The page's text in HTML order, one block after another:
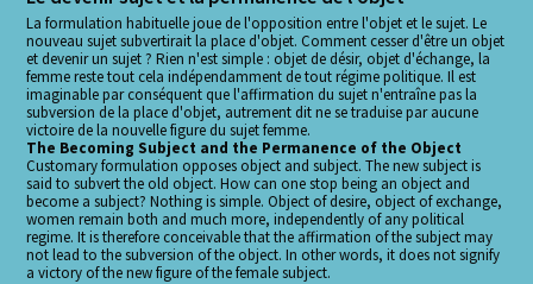
La formulation habituelle joue de l'opposition entre l'objet et le sujet. Le
nouveau sujet subvertirait la place d'objet. Comment cesser d'être un objet
et devenir un sujet ? Rien n'est simple : objet de désir, objet d'échange, la
femme reste tout cela indépendamment de tout régime politique. Il est
imaginable par conséquent que l'affirmation du sujet n'entraîne pas la
subversion de la place d'objet, autrement dit ne se traduise par aucune
victoire de la nouvelle figure du sujet femme.
The Becoming Subject and the Permanence of the Object
Customary formulation opposes object and subject. The new subject is
said to subvert the old object. How can one stop being an object and
become a subject? Nothing is simple. Object of desire, object of exchange,
women remain both and much more, independently of any political
regime. It is therefore conceivable that the affirmation of the subject may
not lead to the subversion of the object. In other words, it does not signify
a victory of the new figure of the female subject.